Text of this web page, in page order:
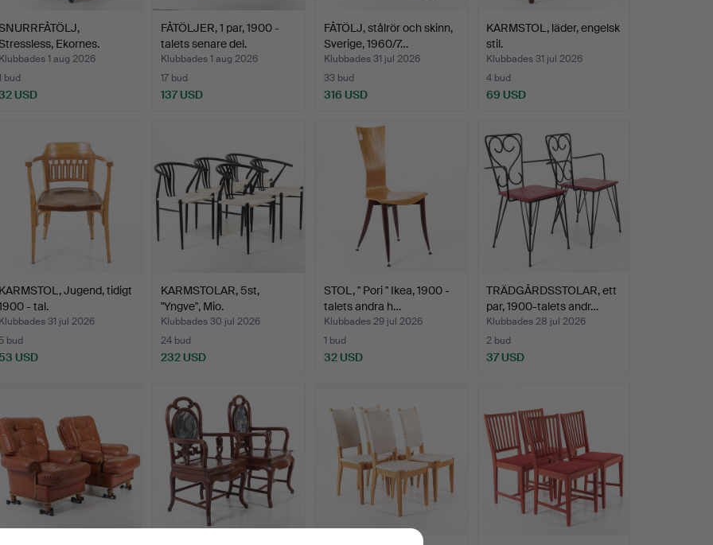
Ekornes.
1 aug 2026
bud
USD
FÅTÖLJER, 1 par, 1900 -
talets senare del.
Klubbades 1 aug 2026
17 bud
137 USD
FÅTÖLJ, stålrör och skinn,
Sverige, 1960/7…
Klubbades 31 jul 2026
33 bud
316 USD
KARMSTOL, läder, engelsk
stil.
Klubbades 31 jul 2026
4 bud
69 USD
Jugend, tidigt
- tal.
31 jul 2026
bud
USD
KARMSTOLAR, 5st,
"Yngve", Mio.
Klubbades 30 jul 2026
24 bud
232 USD
STOL, " Pori " Ikea, 1900 -
talets andra h…
Klubbades 29 jul 2026
1 bud
32 USD
TRÄDGÅRDSSTOLAR, ett
par, 1900-talets andr…
Klubbades 28 jul 2026
2 bud
37 USD